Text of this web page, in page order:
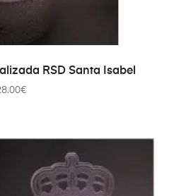
AL CARRITORSD Santa Isabel
€